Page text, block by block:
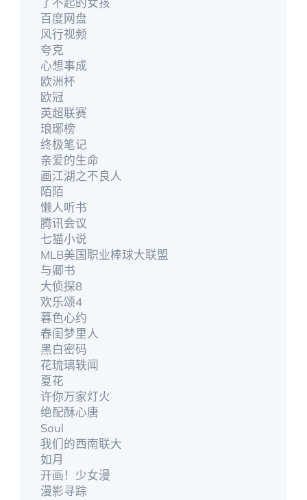
百度网盘
风行视频
夸克
心想事成
欧洲杯
欧冠
英超联赛
琅琊榜
终极笔记
亲爱的生命
画江湖之不良人
陌陌
懒人听书
腾讯会议
七猫小说
MLB美国职业棒球大联盟
与卿书
大侦探8
欢乐颂4
暮色心约
春闺梦里人
黑白密码
花琉璃轶闻
夏花
许你万家灯火
绝配酥心唐
Soul
我们的西南联大
如月
开画！少女漫
漫影寻踪